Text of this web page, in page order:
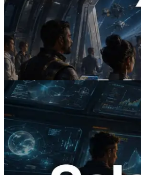
2026.07.04
ERPC lance un RPC
x402 — L'ère où les
demande les API dont ils
Lire cet article